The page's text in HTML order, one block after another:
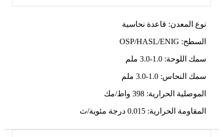
نوع المعدن: قاعدة نحاسية
السطح: OSP/HASL/ENIG
سمك اللوحة: 1.0-3.0 ملم
سمك النحاس: 1.0-3.0 ملم
الموصلية الحرارية: 398 واط/مك
المقاومة الحرارية: 0.015 درجة مئوية/ث